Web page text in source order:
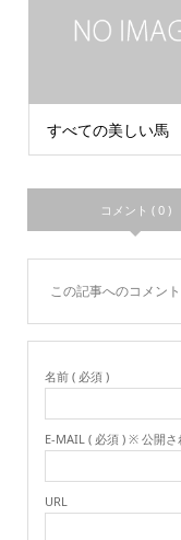
すべての美しい馬
コメント ( 0 )
この記事へのコメン
名前 ( 必須 )
E-MAIL ( 必須 ) ※ 公開さ
URL